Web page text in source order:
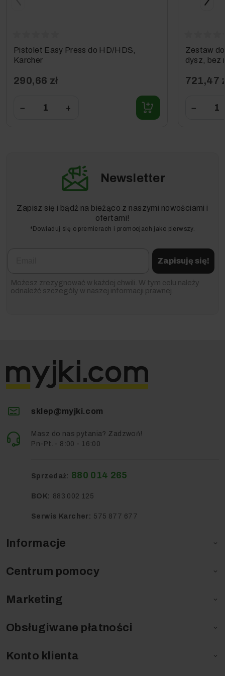
Xpert HD 7125
Xpert HD 7125 X
Xpert HD 7140 Plus *EU
Pistolet Easy Press do HD/HDS,
Karcher
290,66 zł
− +
Zestaw
dysz, bez
721,47
−
Newsletter
Zapisz się i bądź na bieżąco z naszymi nowościami i
ofertami!
*Dowiaduj się o premierach i promocjach jako pierwszy.
Zapisuję się!
Możesz zrezygnować w każdej chwili. W tym celu należy
odnaleźć szczegóły w naszej informacji prawnej.
Informacje 
Centrum pomocy 
Marketing 
Obsługiwane płatności 
Konto klienta 
sklep@myjki.com
Masz do nas pytania? Zadzwoń!
Pn-Pt. - 8:00 - 16:00
Sprzedaż: 880 014 265
BOK: 883 002 125
Serwis Karcher: 575 877 677